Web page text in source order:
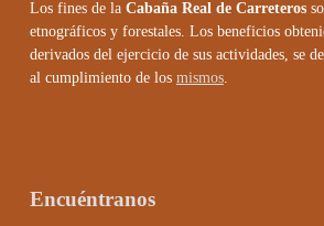
Los fines de la Cabaña Real de Carreteros
etnográficos y forestales. Los beneficios
derivados del ejercicio de sus actividades, se
al cumplimiento de los mismos.
Encuéntranos